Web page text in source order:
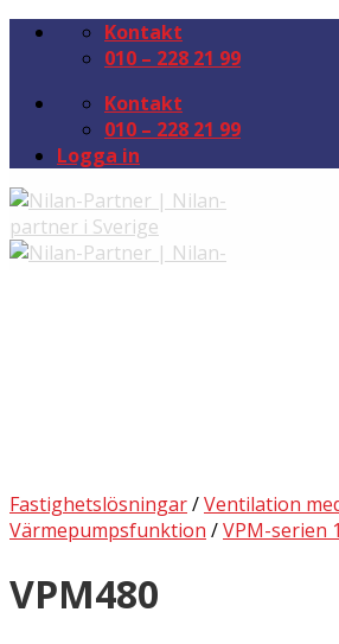
Kontakt
010 – 228 21 99
Kontakt
010 – 228 21 99
Logga in
Ikonförklaringar
Produkter
Nilan service
Om företaget
Fastighetslösningar/Ventilation
Värmepumpsfunktion /VPM-serien
VPM480